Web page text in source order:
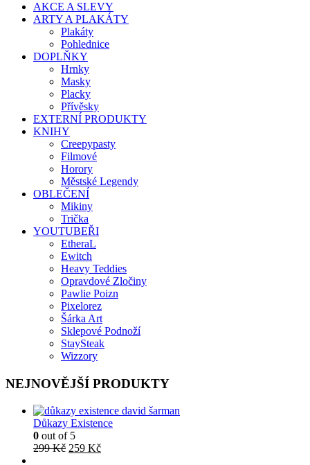
AKCE A SLEVY
ARTY A PLAKÁTY
Plakáty
Pohlednice
DOPLŇKY
Hrnky
Masky
Placky
Přívěsky
EXTERNÍ PRODUKTY
KNIHY
Creepypasty
Filmové
Horory
Městské Legendy
OBLEČENÍ
Mikiny
Trička
YOUTUBEŘI
EtheraL
Ewitch
Heavy Teddies
Opravdové Zločiny
Pawlie Poizn
Pixelorez
Šárka Art
Sklepové Podnoží
StaySteak
Wizzory
NEJNOVĚJŠÍ PRODUKTY
Důkazy Existence
0 out of 5
299Kč Původní
259 KčAktuální